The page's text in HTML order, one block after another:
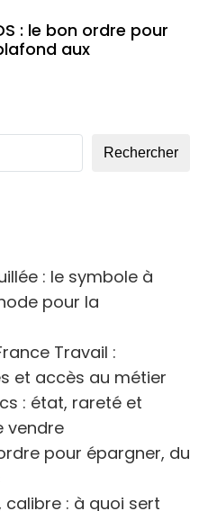
: le bon ordre pour
aux
Rechercher
: le symbole à
pour la
Travail :
et accès au métier
: état, rareté et
vendre
pour épargner, du
: à quoi sert